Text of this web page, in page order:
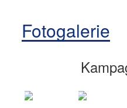
Fotogalerie